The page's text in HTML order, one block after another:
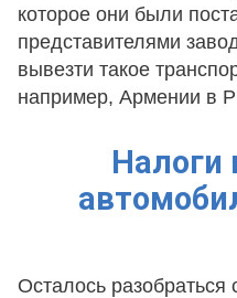
которое они были
представителями
вывезти такое
например, Армении в
Налоги
Осталось